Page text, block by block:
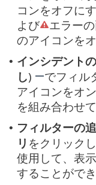
コンをオフに
よび
エラー
のアイコンを
• インシデント
し)
でフィル
アイコンをオ
を組み合わせ
• フィルターの
リ をクリック
使用して、表
することができ